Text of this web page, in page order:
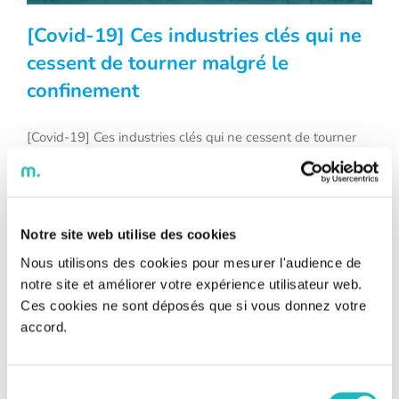
Notre site web utilise des cookies
Nous utilisons des cookies pour mesurer l'audience de
notre site et améliorer votre expérience utilisateur web.
Ces cookies ne sont déposés que si vous donnez votre
accord.
cessent de tourner malgré le
[Covid-19] Ces industries clés qui ne
cessent de tourner malgré le
confinement
[Covid-19] Ces industries clés qui ne cessent de tourner
malgré le confinement Alors que la France est en plein
confinement, certains secteurs industriels ne peuvent pour
2006, la France a d’ailleurs défini une liste des Opérateurs
[...]